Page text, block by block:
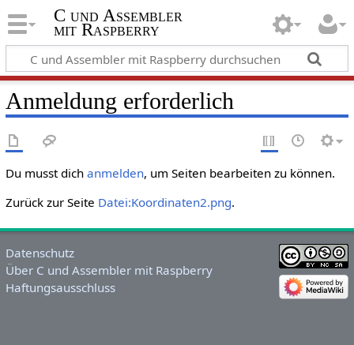
C und Assembler
mit Raspberry
Anmeldung erforderlich
Du musst dich anmelden, um Seiten bearbeiten zu können.
Zurück zur Seite Datei:Koordinaten2.png.
Datenschutz
Über C und Assembler mit Raspberry
Haftungsausschluss